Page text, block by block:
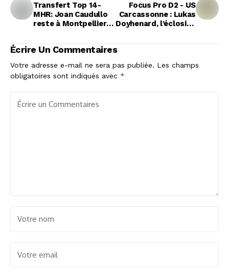
Transfert Top 14-
MHR: Joan Caudullo
reste à Montpellier
Focus Pro D2 - US
Carcassonne : Lukas
Doyhenard, l’éclosion
Écrire Un Commentaires
Votre adresse e-mail ne sera pas publiée. Les champs
obligatoires sont indiqués avec *